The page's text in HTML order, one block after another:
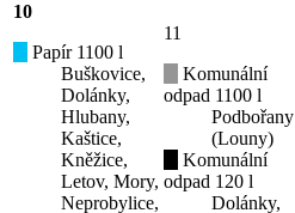
10
Papír 1100 l
Buškovice,
Dolánky,
Hlubany,
Kaštice,
Kněžice,
Letov, Mory,
Neprobylice,
11
Komunální
odpad 1100 l
Podbořany
(Louny)
Komunální
odpad 120 l
Dolánky,